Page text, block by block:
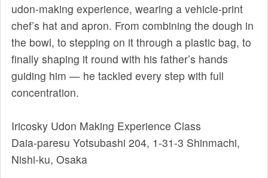
udon-making experience, wearing a vehicle-print
chef’s hat and apron. From combining the dough in
the bowl, to stepping on it through a plastic bag, to
finally shaping it round with his father’s hands
guiding him — he tackled every step with full
concentration.
Iricosky Udon Making Experience Class
Daia-paresu Yotsubashi 204, 1-31-3 Shinmachi,
Nishi-ku, Osaka